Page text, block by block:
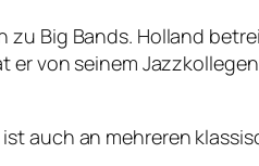
Big Bands. Holland
von seinem
auch an mehreren